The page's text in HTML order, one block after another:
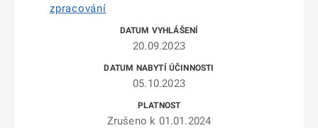
zpracování
20.09.2023
05.10.2023
Zrušeno k 01.01.2024